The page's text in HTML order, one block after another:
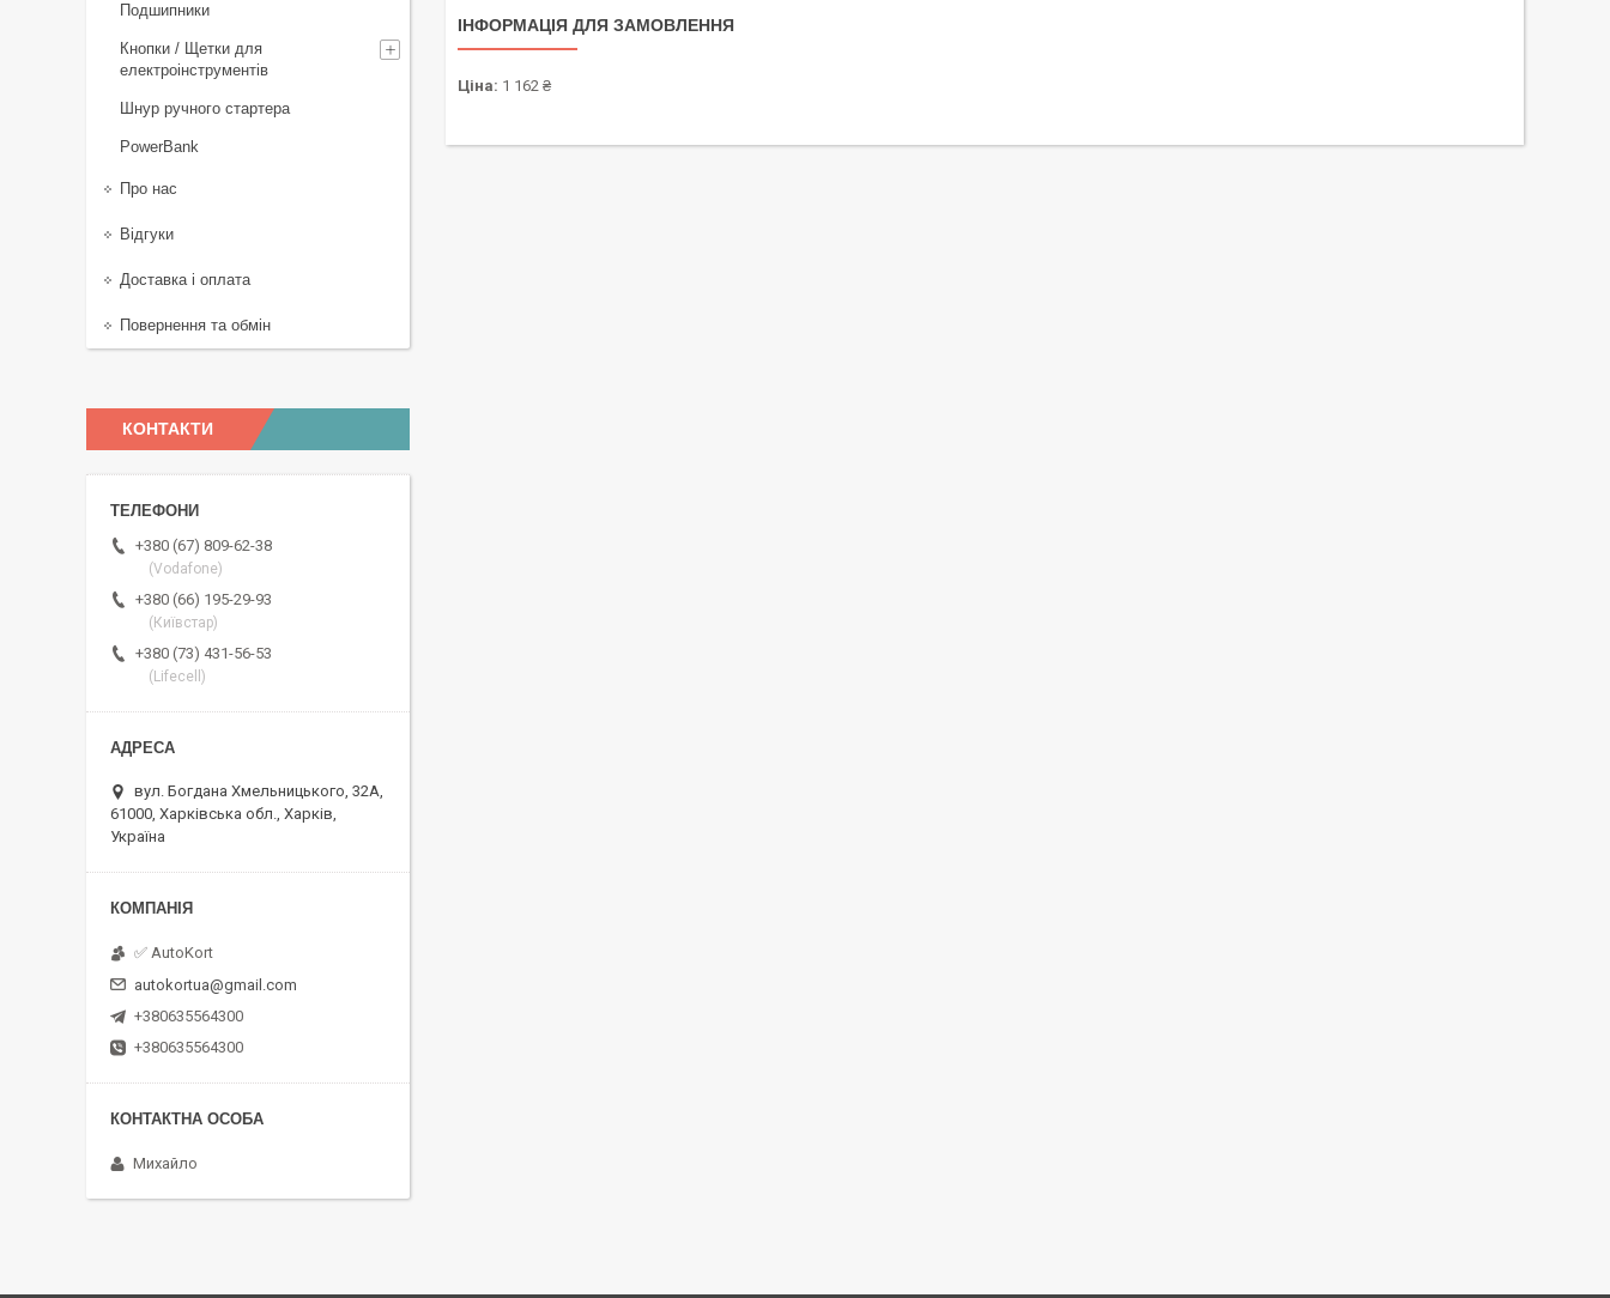
ІНФОРМАЦІЯ ДЛЯ ЗАМОВЛЕННЯ
Ціна: 1 162 ₴
Подшипники
Кнопки / Щетки для
електроінструментів
Шнур ручного стартера
PowerBank
Про нас
Відгуки
Доставка і оплата
Повернення та обмін
КОНТАКТИ
+380 (67) 809-62-38
(Vodafone)
+380 (66) 195-29-93
(Київстар)
+380 (73) 431-56-53
(Lifecell)
вул. Богдана Хмельницького, 32А,
61000, Харківська обл., Харків,
Україна
✅ AutoKort
autokortua@gmail.com
+380635564300
+380635564300
Михайло